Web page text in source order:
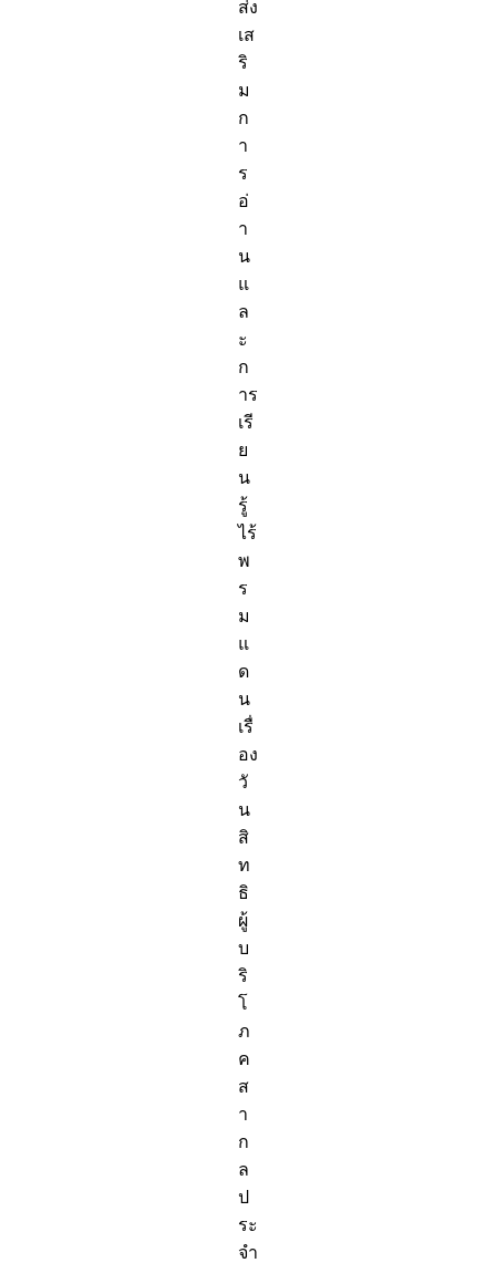
ส่ง
เส
ริ
ม
ก
า
ร
อ่
า
น
แ
ล
ะ
ก
าร
เรี
ย
น
รู้
ไร้
พ
ร
ม
แ
ด
น
เรื่
อง
วั
น
สิ
ท
ธิ
ผู้
บ
ริ
โ
ภ
ค
ส
า
ก
ล
ป
ระ
จำ